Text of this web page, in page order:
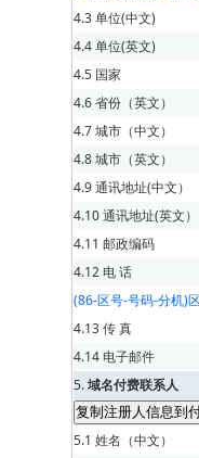
4.3 单位(中文)
4.4 单位(英文)
4.5 国家
4.6 省份（英文）
4.7 城市（中文）
4.8 城市（英文）
4.9 通讯地址(中文）
4.10 通讯地址(英文）
4.11 邮政编码
4.12 电 话
(86-区号-号码-分机)
4.13 传 真
4.14 电子邮件
5.域名付费联系人
5.1 姓名（中文）